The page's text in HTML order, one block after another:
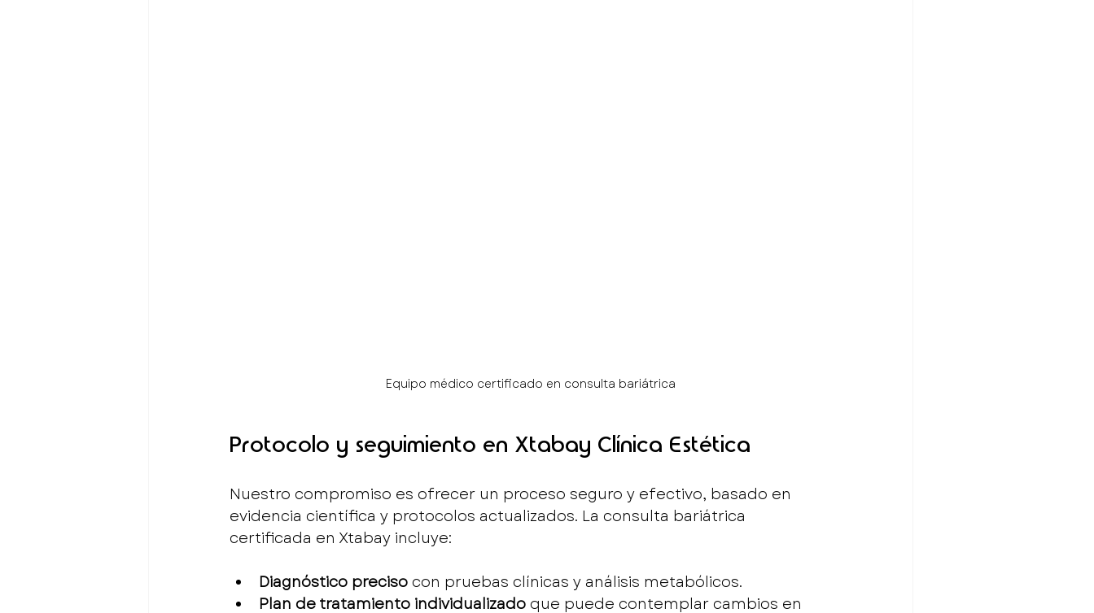
Equipo médico certificado en consulta bariátrica
Protocolo y seguimiento en Xtabay Clínica Estética
Nuestro compromiso es ofrecer un proceso seguro y efectivo, basado en
evidencia científica y protocolos actualizados. La consulta bariátrica
certificada en Xtabay incluye:
Diagnóstico preciso con pruebas clínicas y análisis metabólicos.
Plan de tratamiento individualizado que puede contemplar cambios en